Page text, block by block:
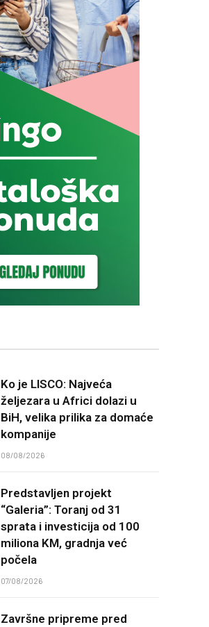
Ko je LISCO: Najveća
željezara u Africi dolazi u
BiH, velika prilika za domaće
kompanije
08/08/2026
Predstavljen projekt
“Galeria”: Toranj od 31
sprata i investicija od 100
miliona KM, gradnja već
počela
07/08/2026
Završne pripreme pred